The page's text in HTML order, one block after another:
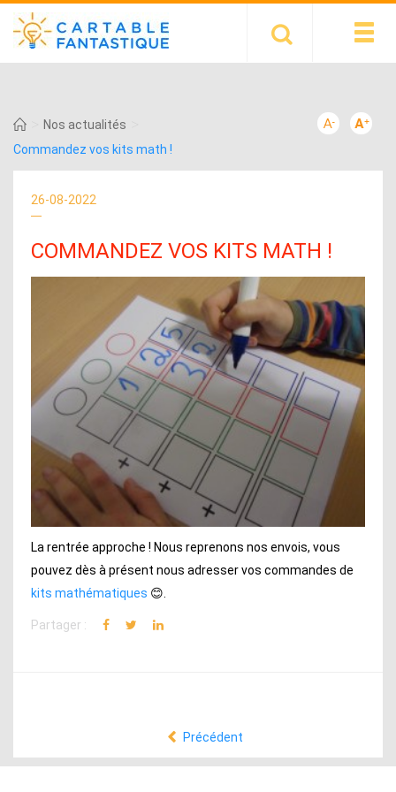
Nos actualités
Commandez vos kits math !
26-08-2022
COMMANDEZ VOS KITS MATH !
La rentrée approche ! Nous reprenons nos envois, vous
pouvez dès à présent nous adresser vos commandes de
kits mathématiques 😊.
Partager :
Précédent